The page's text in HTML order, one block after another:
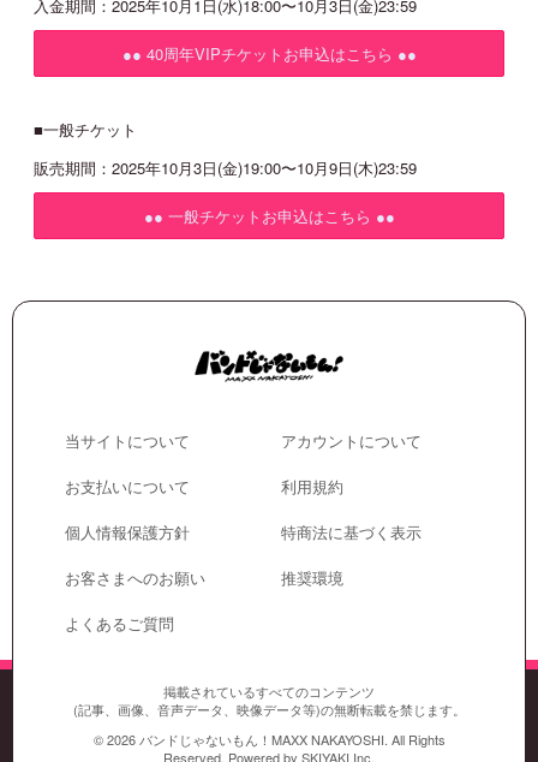
入金期間：2025年10月1日(水)18:00〜10月3日(金)23:59
●● 40周年VIPチケットお申込はこちら ●●
■一般チケット
販売期間：2025年10月3日(金)19:00〜10月9日(木)23:59
●● 一般チケットお申込はこちら ●●
当サイトについて
アカウントについて
お支払いについて
利用規約
個人情報保護方針
特商法に基づく表示
お客さまへのお願い
推奨環境
よくあるご質問
掲載されているすべてのコンテンツ
(記事、画像、音声データ、映像データ等)の無断転載を禁じます。
© 2026 バンドじゃないもん！MAXX NAKAYOSHI. All Rights
Reserved. Powered by SKIYAKI Inc.